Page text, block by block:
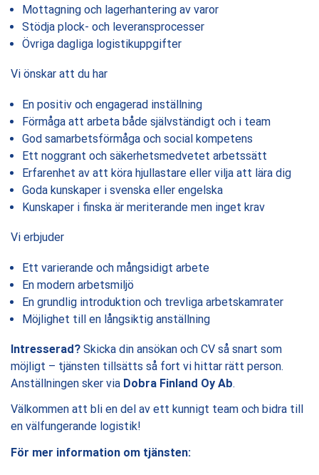
Mottagning och lagerhantering av varor
Stödja plock- och leveransprocesser
Övriga dagliga logistikuppgifter
Vi önskar att du har
En positiv och engagerad inställning
Förmåga att arbeta både självständigt och i team
God samarbetsförmåga och social kompetens
Ett noggrant och säkerhetsmedvetet arbetssätt
Erfarenhet av att köra hjullastare eller vilja att lära dig
Goda kunskaper i svenska eller engelska
Kunskaper i finska är meriterande men inget krav
Vi erbjuder
Ett varierande och mångsidigt arbete
En modern arbetsmiljö
En grundlig introduktion och trevliga arbetskamrater
Möjlighet till en långsiktig anställning
Intresserad? Skicka din ansökan och CV så snart som
möjligt – tjänsten tillsätts så fort vi hittar rätt person.
Anställningen sker via Dobra Finland Oy Ab.
Välkommen att bli en del av ett kunnigt team och bidra till
en välfungerande logistik!
För mer information om tjänsten: